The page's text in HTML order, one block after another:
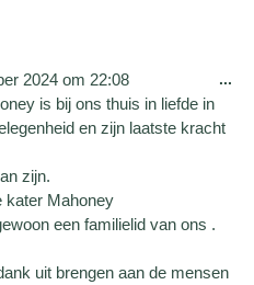
2024 om 22:08
is bij ons thuis in liefde in
en zijn laatste kracht
zijn.
kater Mahoney
een familielid van ons .
uit brengen aan de mensen
...